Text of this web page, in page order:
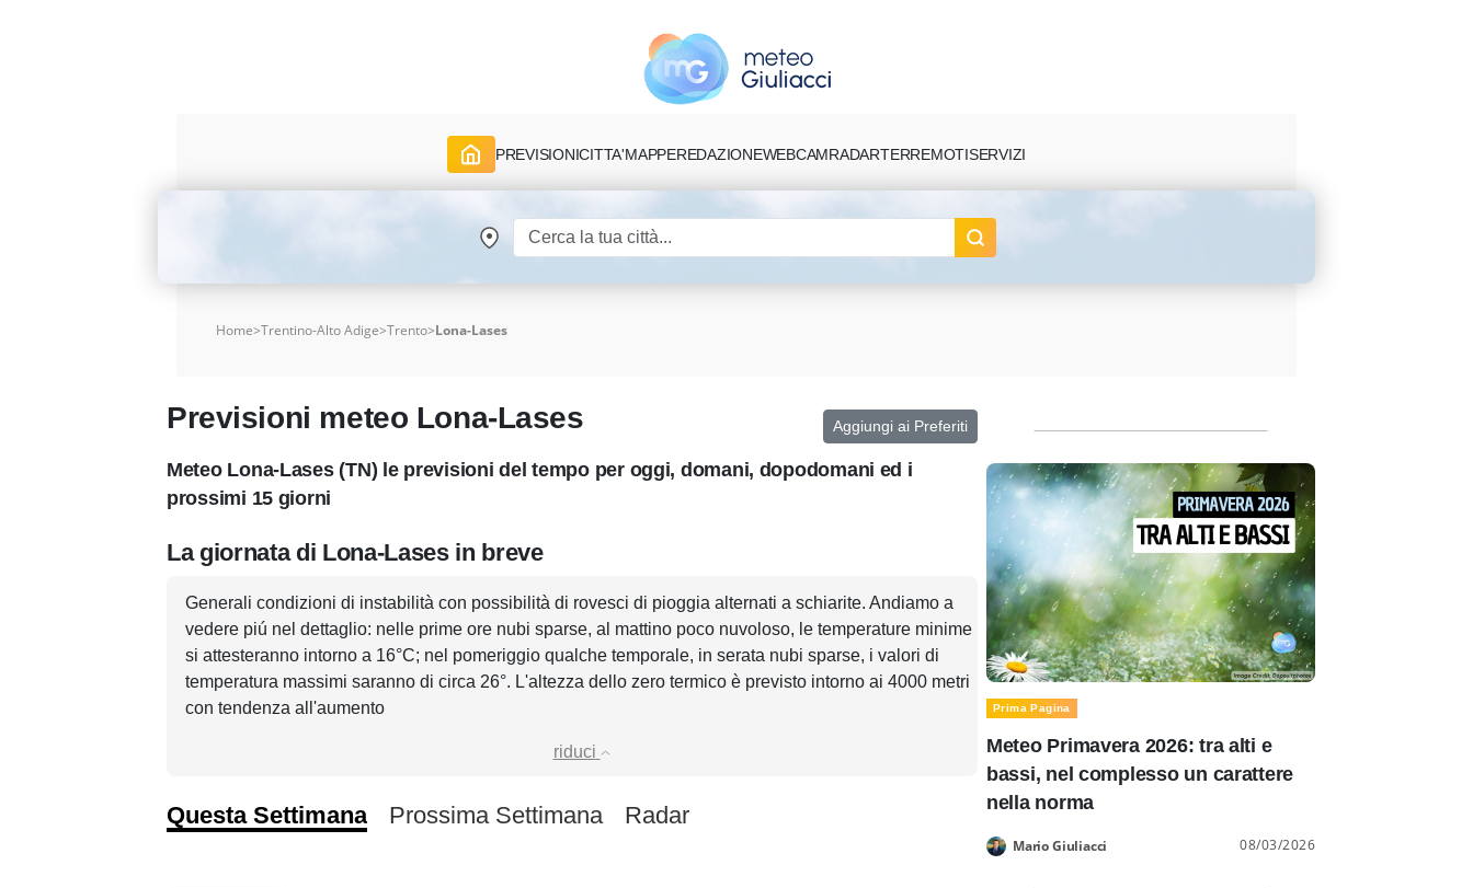
PREVISIONICITTA'MAPPEREDAZIONEWEBCAMRADARTERREMOTISERVIZI
Home>Trentino-Alto Adige>Trento>Lona-Lases
Previsioni meteo Lona-Lases Aggiungi ai Preferiti
Meteo Lona-Lases (TN) le previsioni del tempo per oggi, domani, dopodomani ed i
prossimi 15 giorni
La giornata di Lona-Lases in breve
Generali condizioni di instabilità con possibilità di rovesci di pioggia alternati a schiarite. Andiamo a
vedere piú nel dettaglio: nelle prime ore nubi sparse, al mattino poco nuvoloso, le temperature minime
si attesteranno intorno a 16°C; nel pomeriggio qualche temporale, in serata nubi sparse, i valori di
temperatura massimi saranno di circa 26°. L'altezza dello zero termico è previsto intorno ai 4000 metri
con tendenza all'aumento
riduci
Questa Settimana Prossima Settimana Radar
Prima Pagina
Meteo Primavera 2026: tra alti e
bassi, nel complesso un carattere
nella norma
Mario Giuliacci 08/03/2026